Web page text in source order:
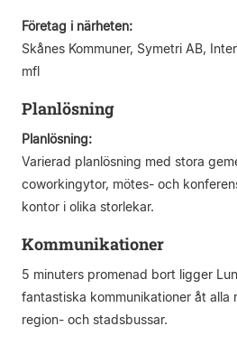
Företag i närheten:
Skånes Kommuner, Symetri AB,
mfl
Planlösning
Planlösning:
Varierad planlösning med stora
coworkingytor, mötes- och
kontor i olika storlekar.
Kommunikationer
5 minuters promenad bort ligger
fantastiska kommunikationer åt alla
region- och stadsbussar.